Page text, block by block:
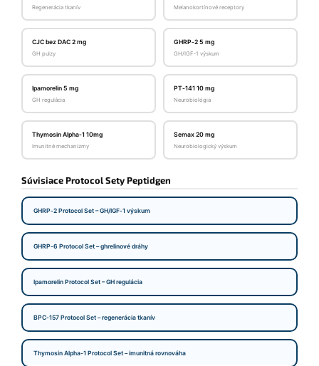
Regenerácia tkanív Melanokortínové receptory
CJC bez DAC 2 mg
GH pulzy
GHRP‑2 5 mg
GH/IGF‑1 výskum
Ipamorelin 5 mg
GH regulácia
PT‑141 10 mg
Neurobiológia
Thymosin Alpha‑1 10mg
Imunitné mechanizmy
Semax 20 mg
Neurobiologický výskum
Súvisiace Protocol Sety Peptidgen
GHRP‑2 Protocol Set – GH/IGF‑1 výskum
GHRP‑6 Protocol Set – ghrelinové dráhy
Ipamorelin Protocol Set – GH regulácia
BPC‑157 Protocol Set – regenerácia tkanív
Thymosin Alpha‑1 Protocol Set – imunitná rovnováha